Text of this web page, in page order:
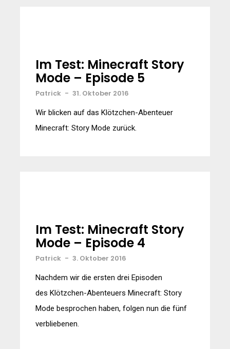
Im Test: Minecraft Story
Mode – Episode 5
Patrick - 31. Oktober 2016
Wir blicken auf das Klötzchen-Abenteuer
Minecraft: Story Mode zurück.
Im Test: Minecraft Story
Mode – Episode 4
Patrick - 3. Oktober 2016
Nachdem wir die ersten drei Episoden
des Klötzchen-Abenteuers Minecraft: Story
Mode besprochen haben, folgen nun die fünf
verbliebenen.